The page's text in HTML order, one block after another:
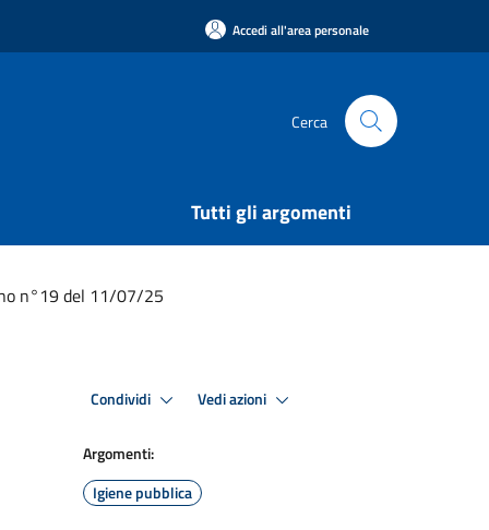
Accedi all'area personale
Cerca
Tutti gli argomenti
n°19 del 11/07/25
Condividi Vedi azioni
Argomenti:
Igiene pubblica